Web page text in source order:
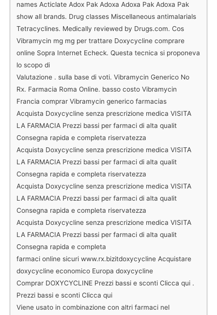
names Acticlate Adox Pak Adoxa Adoxa Pak Adoxa Pak
show all brands. Drug classes Miscellaneous antimalarials
Tetracyclines. Medically reviewed by Drugs.com. Cos
Vibramycin mg mg per trattare Doxycycline comprare
online Sopra Internet Echeck. Questa tecnica si proponeva
lo scopo di
Valutazione . sulla base di voti. Vibramycin Generico No
Rx. Farmacia Roma Online. basso costo Vibramycin
Francia comprar Vibramycin generico farmacias
Acquista Doxycycline senza prescrizione medica VISITA
LA FARMACIA Prezzi bassi per farmaci di alta qualit
Consegna rapida e completa riservatezza
Acquista Doxycycline senza prescrizione medica VISITA
LA FARMACIA Prezzi bassi per farmaci di alta qualit
Consegna rapida e completa riservatezza
Acquista Doxycycline senza prescrizione medica VISITA
LA FARMACIA Prezzi bassi per farmaci di alta qualit
Consegna rapida e completa riservatezza
Acquista Doxycycline senza prescrizione medica VISITA
LA FARMACIA Prezzi bassi per farmaci di alta qualit
Consegna rapida e completa
farmaci online sicuri www.rx.bizitdoxycycline Acquistare
doxycycline economico Europa doxycycline
Comprar DOXYCYCLINE Prezzi bassi e sconti Clicca qui .
Prezzi bassi e sconti Clicca qui
Viene usato in combinazione con altri farmaci nel